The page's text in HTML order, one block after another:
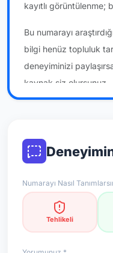
kayıtlı görüntülenme;
Bu numarayı
bilgi henüz topluluk
deneyiminizi
kaynak siz olursunuz.
Numarayı Nasıl
Tehlikeli